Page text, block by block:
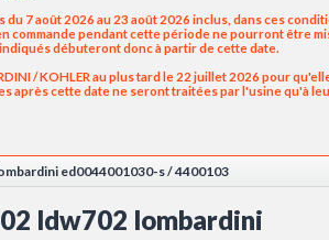
7 août 2026 au 23 août 2026 inclus, dans ces
commande pendant cette période ne pourront être
débuteront donc à partir de cette date.
/ KOHLER au plus tard le 22 juillet 2026 pour
après cette date ne seront traitées par l'usine qu'à
ed0044001030-s / 4400103
ldw702 lombardini